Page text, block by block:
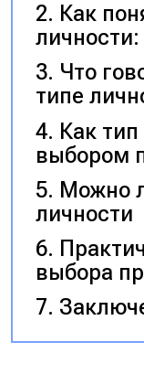
Как
Что
типе
Как
выбором
Можно
личности
выбора